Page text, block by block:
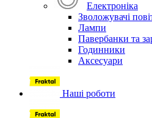
Електроніка
Зволожувачі
Лампи
Павербанки та
Годинники
Аксесуари
Наші роботи